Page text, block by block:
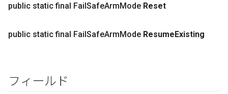
public static final FailSafeArmMode Reset
public static final FailSafeArmMode ResumeExisting
フィールド